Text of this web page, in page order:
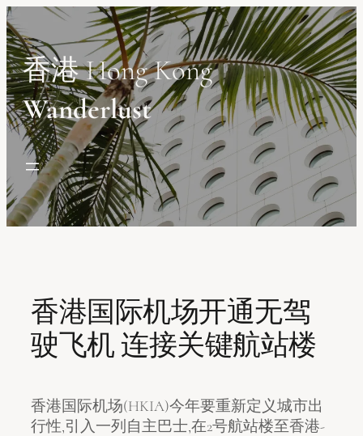
Skip
to
content
香港 Hong Kong
Wanderlust
香港国际机场开通无驾
驶飞机 连接关键航站楼
香港国际机场(HKIA)今年要重新定义城市出
行性,引入一列自主巴士,在2号航站楼至香港-